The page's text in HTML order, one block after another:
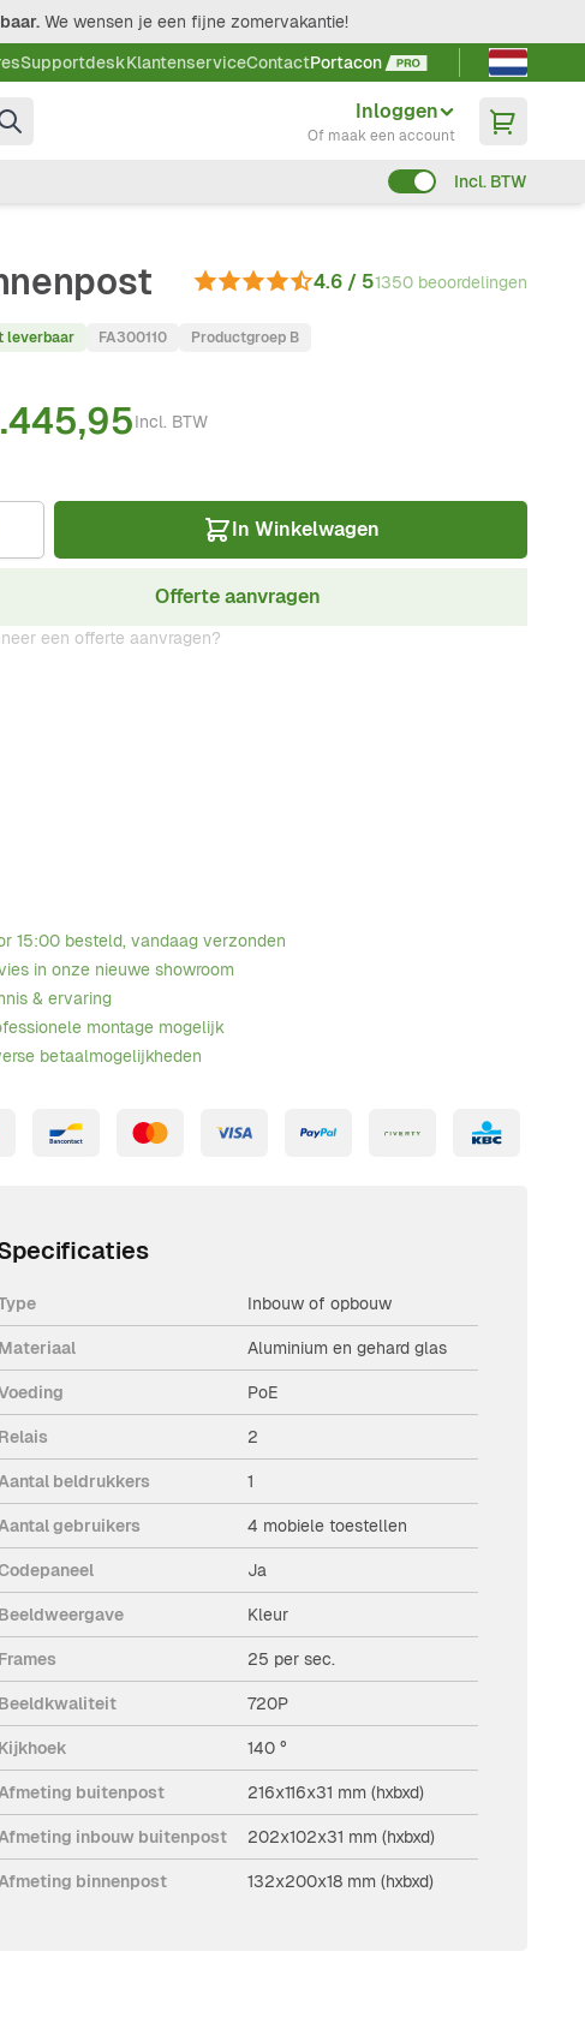
We wensen je een fijne zomervakantie!
SupportdeskKlantenserviceContactPortacon
Taal kiezen
Inloggen
Of maak een account
Incl. BTW
4.6 / 51350 beoordelingen
image
View larger image
leverbaar FA300110 Productgroep B
Incl. BTW
In Winkelwagen
Offerte aanvragen
een offerte aanvragen?
15:00 besteld, vandaag verzonden
in onze nieuwe showroom
& ervaring
montage mogelijk
betaalmogelijkheden
Inbouw of opbouw
Materiaal Aluminium en gehard glas
PoE
Relais 2
beldrukkers 1
gebruikers 4 mobiele toestellen
Ja
Beeldweergave Kleur
Frames 25 per sec.
Beeldkwaliteit 720P
Kijkhoek 140 °
buitenpost 216x116x31 mm (hxbxd)
inbouw buitenpost 202x102x31 mm (hxbxd)
binnenpost 132x200x18 mm (hxbxd)